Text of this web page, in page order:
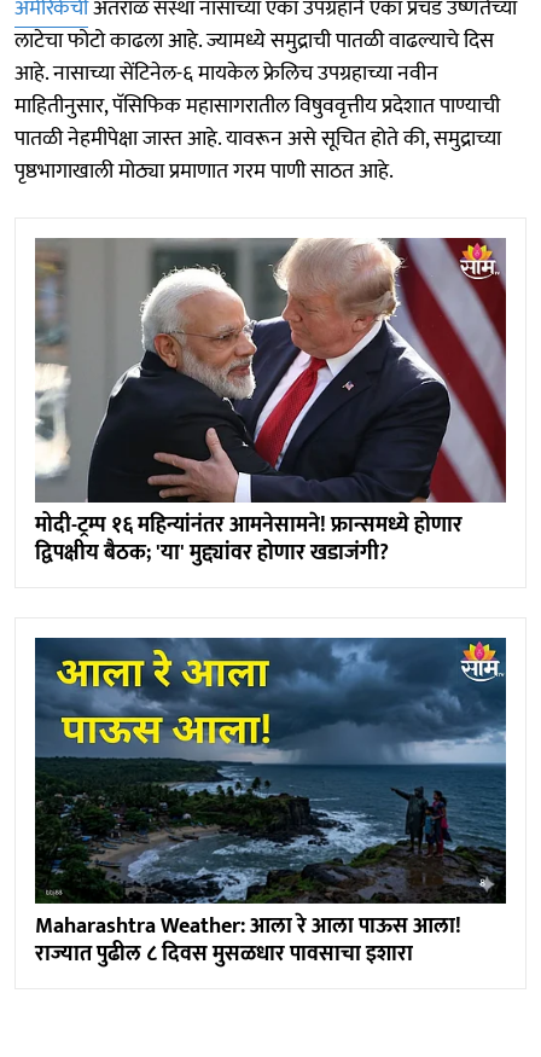
अमेरिकेचीअंतराळ संस्था नासाच्या एका उपग्रहाने एका प्रचंड उष्णतेच्या
लाटेचा फोटो काढला आहे. ज्यामध्ये समुद्राची पातळी वाढल्याचे दिस
आहे. नासाच्या सेंटिनेल-६ मायकेल फ्रेलिच उपग्रहाच्या नवीन
माहितीनुसार, पॅसिफिक महासागरातील विषुववृत्तीय प्रदेशात पाण्याची
पातळी नेहमीपेक्षा जास्त आहे. यावरून असे सूचित होते की, समुद्राच्या
पृष्ठभागाखाली मोठ्या प्रमाणात गरम पाणी साठत आहे.
मोदी-ट्रम्प १६ महिन्यांनंतर आमनेसामने! फ्रान्समध्ये होणार
द्विपक्षीय बैठक; 'या' मुद्द्यांवर होणार खडाजंगी?
Maharashtra Weather: आला रे आला पाऊस आला!
राज्यात पुढील ८ दिवस मुसळधार पावसाचा इशारा